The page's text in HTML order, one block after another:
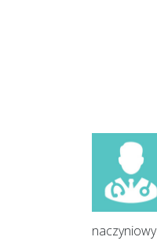
naczyniowy